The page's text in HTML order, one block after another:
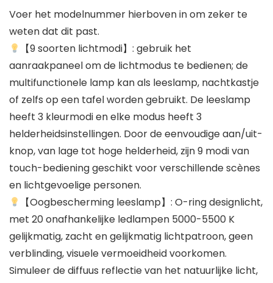
Voer het modelnummer hierboven in om zeker te
weten dat dit past.
【9 soorten lichtmodi】: gebruik het
aanraakpaneel om de lichtmodus te bedienen; de
multifunctionele lamp kan als leeslamp, nachtkastje
of zelfs op een tafel worden gebruikt. De leeslamp
heeft 3 kleurmodi en elke modus heeft 3
helderheidsinstellingen. Door de eenvoudige aan/uit-
knop, van lage tot hoge helderheid, zijn 9 modi van
touch-bediening geschikt voor verschillende scènes
en lichtgevoelige personen.
【Oogbescherming leeslamp】: O-ring designlicht,
met 20 onafhankelijke ledlampen 5000-5500 K
gelijkmatig, zacht en gelijkmatig lichtpatroon, geen
verblinding, visuele vermoeidheid voorkomen.
Simuleer de diffuus reflectie van het natuurlijke licht,